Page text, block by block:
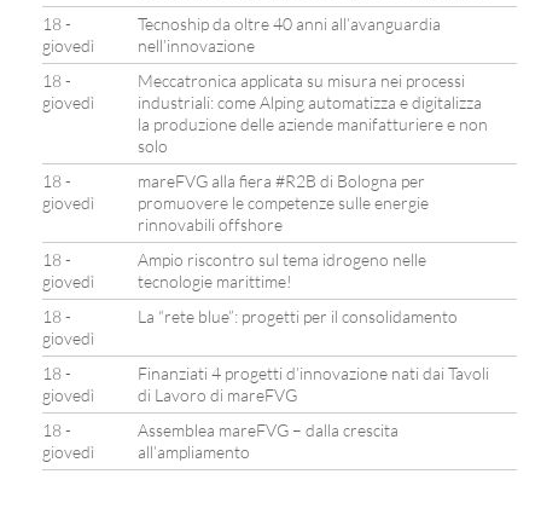
18 -
giovedì
Tecnoship da oltre 40 anni all’avanguardia
nell’innovazione
18 -
giovedì
Meccatronica applicata su misura nei processi
industriali: come Alping automatizza e digitalizza
la produzione delle aziende manifatturiere e non
solo
18 -
giovedì
mareFVG alla fiera #R2B di Bologna per
promuovere le competenze sulle energie
rinnovabili offshore
18 -
giovedì
Ampio riscontro sul tema idrogeno nelle
tecnologie marittime!
18 -
giovedì
La “rete blue”: progetti per il consolidamento
18 -
giovedì
Finanziati 4 progetti d’innovazione nati dai Tavoli
di Lavoro di mareFVG
18 -
giovedì
Assemblea mareFVG – dalla crescita
all’ampliamento